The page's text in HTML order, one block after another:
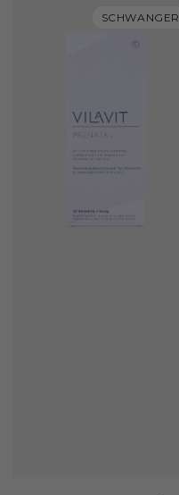
SCHWANGER